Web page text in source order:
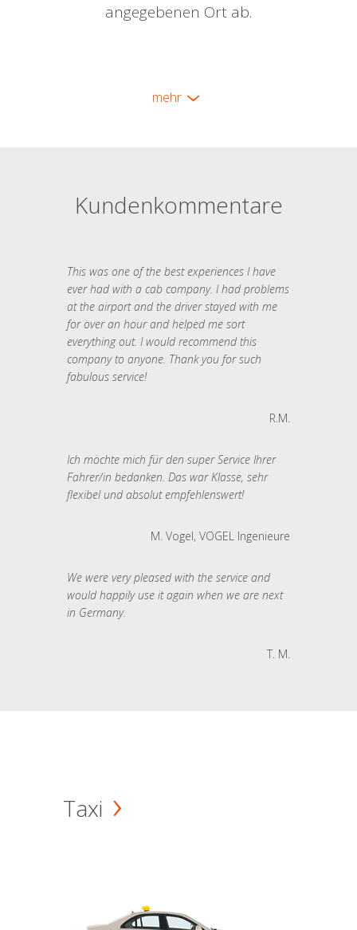
angegebenen Ort ab.
mehr
Kundenkommentare
This was one of the best experiences I have
ever had with a cab company. I had problems
at the airport and the driver stayed with me
for over an hour and helped me sort
everything out. I would recommend this
company to anyone. Thank you for such
fabulous service!
R.M.
Ich möchte mich für den super Service Ihrer
Fahrer/in bedanken. Das war Klasse, sehr
flexibel und absolut empfehlenswert!
M. Vogel, VOGEL Ingenieure
We were very pleased with the service and
would happily use it again when we are next
in Germany.
T. M.
Taxi